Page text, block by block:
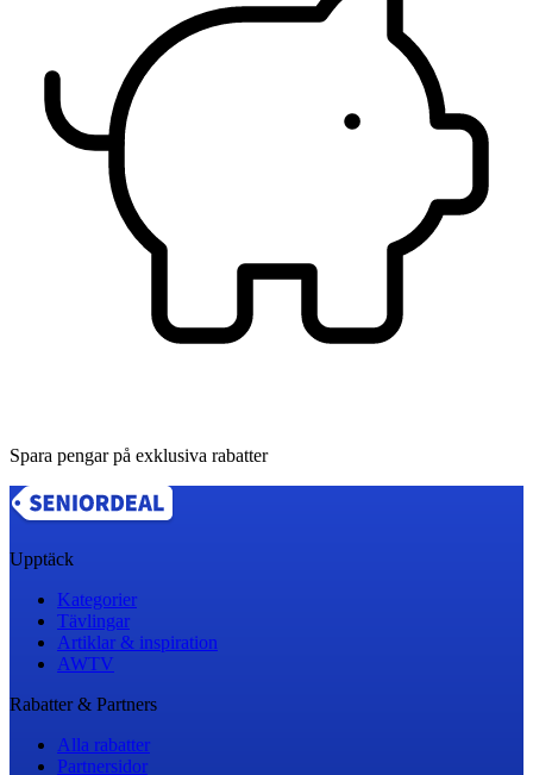
Spara pengar på exklusiva rabatter
Upptäck
Kategorier
Tävlingar
Artiklar & inspiration
AWTV
Rabatter & Partners
Alla rabatter
Partnersidor